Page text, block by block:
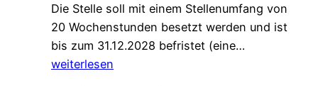
e
n
t
e
n
Die Stelle soll mit einem Stellenumfang von
20 Wochenstunden besetzt werden und ist
bis zum 31.12.2028 befristet (eine…
weiterlesen